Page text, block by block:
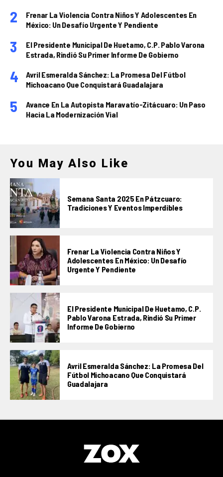
Frenar La Violencia Contra Niños Y Adolescentes En
México: Un Desafío Urgente Y Pendiente
El Presidente Municipal De Huetamo, C.P. Pablo Varona
Estrada, Rindió Su Primer Informe De Gobierno
Avril Esmeralda Sánchez: La Promesa Del Fútbol
Michoacano Que Conquistará Guadalajara
Avance En La Autopista Maravatío-Zitácuaro: Un Paso
Hacia La Modernización Vial
You May Also Like
Semana Santa 2025 En Pátzcuaro:
Tradiciones Y Eventos Imperdibles
Frenar La Violencia Contra Niños Y
Adolescentes En México: Un Desafío
Urgente Y Pendiente
El Presidente Municipal De Huetamo, C.P.
Pablo Varona Estrada, Rindió Su Primer
Informe De Gobierno
Avril Esmeralda Sánchez: La Promesa Del
Fútbol Michoacano Que Conquistará
Guadalajara